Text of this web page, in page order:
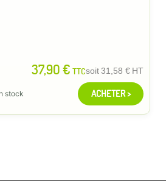
37,90 € TTCsoit31,58 € HT
stock ACHETER >